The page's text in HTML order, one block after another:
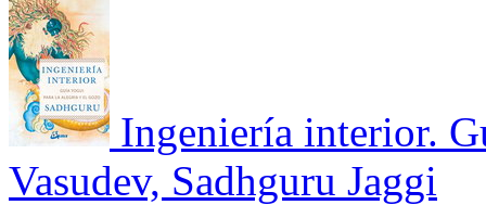
Ingeniería interior.
Vasudev, Sadhguru Jaggi